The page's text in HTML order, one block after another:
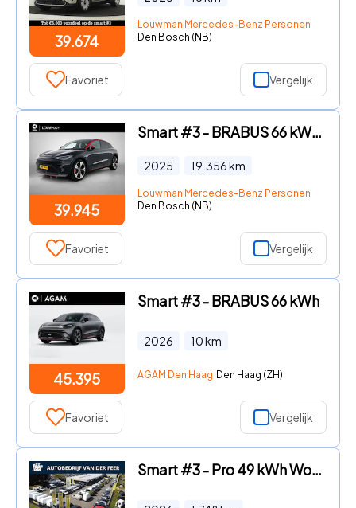
39.674
Louwman Mercedes-Benz Personenwagens
Den Bosch (NB)
Favoriet Vergelijk
39.945
Smart #3 - BRABUS 66 kWh | Head-up display | Stoelverwarming / ventilat
2025 19.356km
Louwman Mercedes-Benz Personenwagens
Den Bosch (NB)
Favoriet Vergelijk
45.395
Smart #3 - BRABUS 66 kWh
2026 10km
AGAM Den Haag Den Haag (ZH)
Favoriet Vergelijk
Smart #3 - Pro 49 kWh Wordt verwacht